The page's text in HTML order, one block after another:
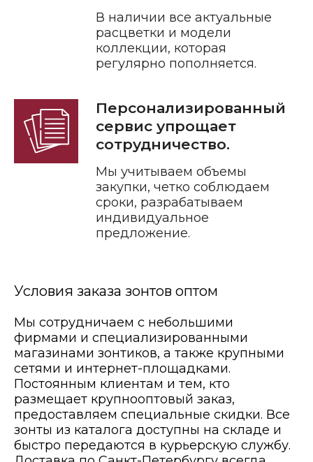
В наличии все актуальные
расцветки и модели
коллекции, которая
регулярно пополняется.
Персонализированный
сервис упрощает
сотрудничество.
Мы учитываем объемы
закупки, четко соблюдаем
сроки, разрабатываем
индивидуальное
предложение.
Условия заказа зонтов оптом
Мы сотрудничаем с небольшими
фирмами и специализированными
магазинами зонтиков, а также крупными
сетями и интернет-площадками.
Постоянным клиентам и тем, кто
размещает крупнооптовый заказ,
предоставляем специальные скидки. Все
зонты из каталога доступны на складе и
быстро передаются в курьерскую службу.